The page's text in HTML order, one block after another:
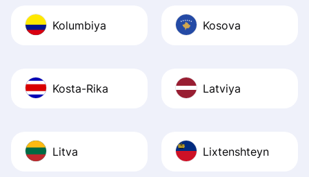
Kolumbiya Kosova
Kosta-Rika Latviya
Litva Lixtenshteyn